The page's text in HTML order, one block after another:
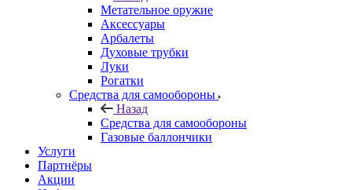
Метательное оружие
Аксессуары
Арбалеты
Духовые трубки
Луки
Рогатки
Средства для самообороны
Назад
Средства для самообороны
Газовые баллончики
Услуги
Партнёры
Акции